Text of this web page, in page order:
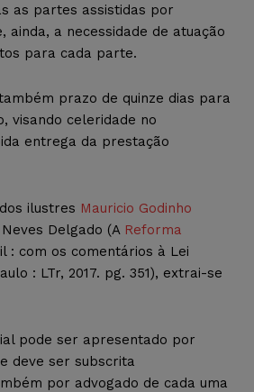
as partes assistidas por
ainda, a necessidade de atuação
para cada parte.
prazo de quinze dias para
visando celeridade no
entrega da prestação
ilustres Mauricio Godinho
Delgado (A Reforma
: com os comentários à Lei
: LTr, 2017. pg. 351), extrai-se
pode ser apresentado por
deve ser subscrita
por advogado de cada uma